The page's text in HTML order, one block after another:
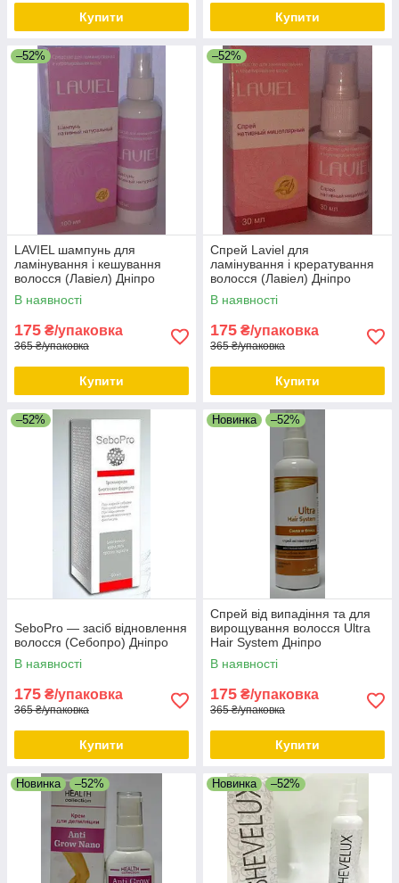
Купити Купити
–52%
LAVIEL шампунь для
ламінування і кешування
волосся (Лавіел) Дніпро
В наявності
175 ₴/упаковка
365 ₴/упаковка
Купити
–52%
Спрей Laviel для
ламінування і крератування
волосся (Лавіел) Дніпро
В наявності
175 ₴/упаковка
365 ₴/упаковка
Купити
–52%
SeboPro — засіб відновлення
волосся (Себопро) Дніпро
В наявності
175 ₴/упаковка
365 ₴/упаковка
Купити
Новинка –52%
Спрей від випадіння та для
вирощування волосся Ultra
Hair System Дніпро
В наявності
175 ₴/упаковка
365 ₴/упаковка
Купити
Новинка –52% Новинка –52%